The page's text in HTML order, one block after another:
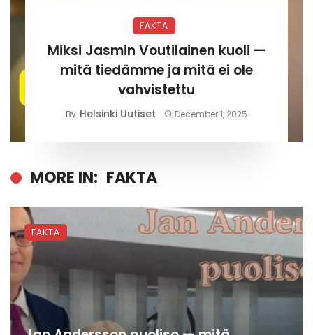
FAKTA
Miksi Jasmin Voutilainen kuoli —
mitä tiedämme ja mitä ei ole
vahvistettu
By Helsinki Uutiset December 1, 2025
MORE IN: FAKTA
FAKTA